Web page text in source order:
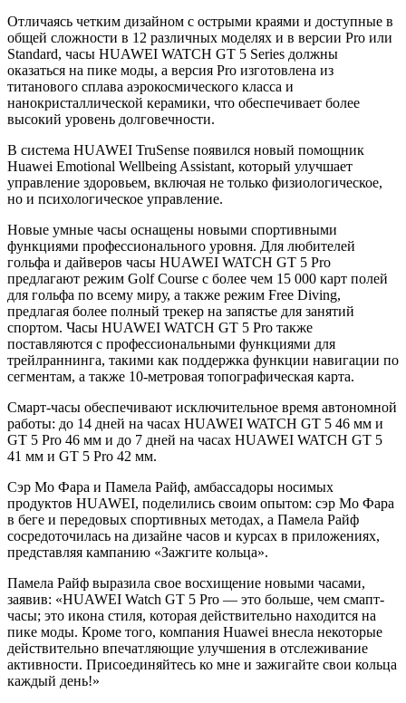
Отличаясь четким дизайном с острыми краями и доступные в
общей сложности в 12 различных моделях и в версии Pro или
Standard, часы HUAWEI WATCH GT 5 Series должны
оказаться на пике моды, а версия Pro изготовлена из
титанового сплава аэрокосмического класса и
нанокристаллической керамики, что обеспечивает более
высокий уровень долговечности.
В система HUAWEI TruSense появился новый помощник
Huawei Emotional Wellbeing Assistant, который улучшает
управление здоровьем, включая не только физиологическое,
но и психологическое управление.
Новые умные часы оснащены новыми спортивными
функциями профессионального уровня. Для любителей
гольфа и дайверов часы HUAWEI WATCH GT 5 Pro
предлагают режим Golf Course с более чем 15 000 карт полей
для гольфа по всему миру, а также режим Free Diving,
предлагая более полный трекер на запястье для занятий
спортом. Часы HUAWEI WATCH GT 5 Pro также
поставляются с профессиональными функциями для
трейлраннинга, такими как поддержка функции навигации по
сегментам, а также 10-метровая топографическая карта.
Смарт-часы обеспечивают исключительное время автономной
работы: до 14 дней на часах HUAWEI WATCH GT 5 46 мм и
GT 5 Pro 46 мм и до 7 дней на часах HUAWEI WATCH GT 5
41 мм и GT 5 Pro 42 мм.
Сэр Мо Фара и Памела Райф, амбассадоры носимых
продуктов HUAWEI, поделились своим опытом: сэр Мо Фара
в беге и передовых спортивных методах, а Памела Райф
сосредоточилась на дизайне часов и курсах в приложениях,
представляя кампанию «Зажгите кольца».
Памела Райф выразила свое восхищение новыми часами,
заявив: «HUAWEI Watch GT 5 Pro — это больше, чем смапт-
часы; это икона стиля, которая действительно находится на
пике моды. Кроме того, компания Huawei внесла некоторые
действительно впечатляющие улучшения в отслеживание
активности. Присоединяйтесь ко мне и зажигайте свои кольца
каждый день!»